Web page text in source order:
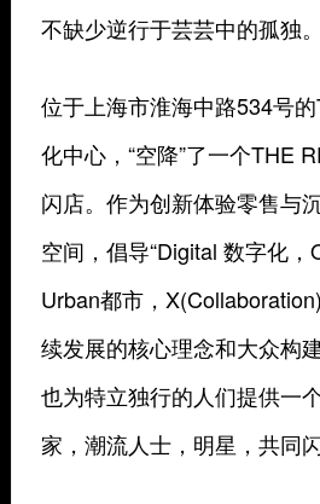
不缺少逆行于芸芸中的孤独。
位于上海市淮海中路534号
化中心，“空降”了一个THE
闪店。作为创新体验零售与
空间，倡导“Digital 数字化，
Urban都市，
续发展的核心理念和大众构
也为特立独行的人们提供一
家，潮流人士，明星，共同